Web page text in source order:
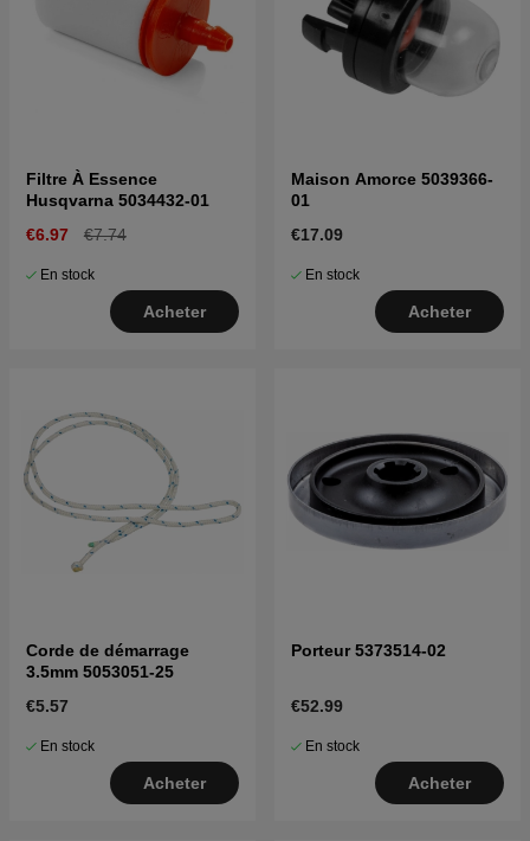
Filtre À Essence
Husqvarna 5034432-01
€6.97
€7.74
En stock
Acheter
Maison Amorce 5039366-
01
€17.09
En stock
Acheter
Corde de démarrage
3.5mm 5053051-25
€5.57
En stock
Acheter
Porteur 5373514-02
€52.99
En stock
Acheter